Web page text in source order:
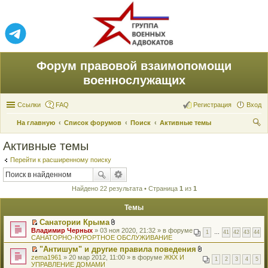
Форум правовой взаимопомощи
военнослужащих
Ссылки FAQ Вход
Регистрация
На главную Список форумов Поиск
Активные темы
Активные темы
Перейти к расширенному поиску
Найдено 22 результата • Страница 1 из 1
Темы
П
е
р
е
й
т
Санатории Крыма
В
л
о
ж
е
1 41 42 43 44
Владимир Черных » 03 ноя 2020, 21:32 » в форуме
САНАТОРНО-КУРОРТНОЕ ОБСЛУЖИВАНИЕ
П
е
"Антишум" и другие правила поведения
В
л
1 2 3 4 5
zema1961 » 20 мар 2012, 11:00 » в форуме ЖКХ И
УПРАВЛЕНИЕ ДОМАМИ